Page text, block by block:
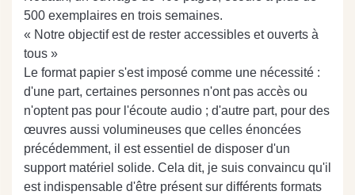
500 exemplaires en trois semaines.
« Notre objectif est de rester accessibles et ouverts à
tous »
Le format papier s'est imposé comme une nécessité :
d'une part, certaines personnes n'ont pas accès ou
n'optent pas pour l'écoute audio ; d'autre part, pour des
œuvres aussi volumineuses que celles énoncées
précédemment, il est essentiel de disposer d'un
support matériel solide. Cela dit, je suis convaincu qu'il
est indispensable d'être présent sur différents formats